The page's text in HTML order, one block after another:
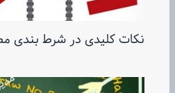
نکات کلیدی در شرط بندی